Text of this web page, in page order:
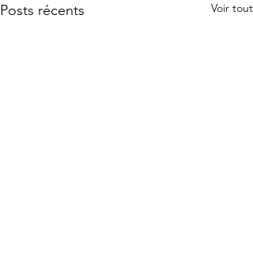
Posts récents Voir tout